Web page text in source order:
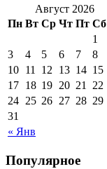
Август 2026
Пн Вт Ср Чт Пт Сб
« Янв
1
3
4 5 6 7 8
10 11 12 13 14 15
17 18 19 20 21 22
24 25 26 27 28 29
31
Популярное